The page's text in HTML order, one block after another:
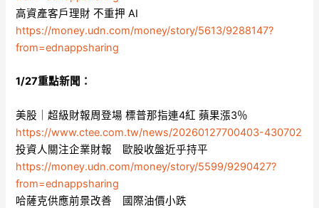
高資產客戶理財 不重押 AI
https://money.udn.com/money/story/5613/9288147?
from=ednappsharing
1/27重點新聞：
美股｜超級財報周登場 標普那指連4紅 蘋果漲3％
https://www.ctee.com.tw/news/20260127700403-430702
投資人關注企業財報 歐股收盤近乎持平
https://money.udn.com/money/story/5599/9290427?
from=ednappsharing
哈薩克供應前景改善 國際油價小跌